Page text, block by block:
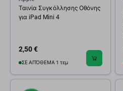
Ταινία Συγκόλλησης Οθόνης
για iPad Mini 4
2,50 €
ΣΕ ΑΠΌΘΕΜΑ 1 τεμ